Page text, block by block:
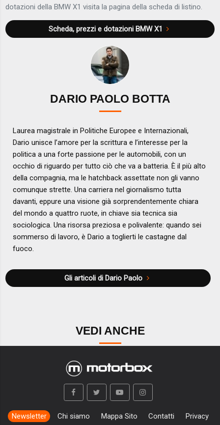
dotazioni della BMW X1 visita la pagina della scheda di listino.
Scheda, prezzi e dotazioni BMW X1
DARIO PAOLO BOTTA
Laurea magistrale in Politiche Europee e Internazionali,
Dario unisce l’amore per la scrittura e l’interesse per la
politica a una forte passione per le automobili, con un
occhio di riguardo per tutto ciò che va a batteria. È il più alto
della compagnia, ma le hatchback assettate non gli vanno
comunque strette. Una carriera nel giornalismo tutta
davanti, eppure una visione già sorprendentemente chiara
del mondo a quattro ruote, in chiave sia tecnica sia
sociologica. Una risorsa preziosa e polivalente: quando sei
sommerso di lavoro, è Dario a toglierti le castagne dal
fuoco.
Gli articoli di Dario Paolo
VEDI ANCHE
Newsletter Chi siamo Mappa Sito Contatti Privacy